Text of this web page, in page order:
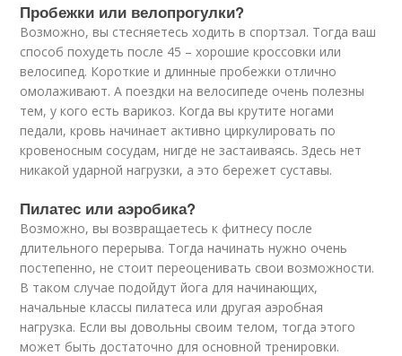
Пробежки или велопрогулки?
Возможно, вы стесняетесь ходить в спортзал. Тогда ваш
способ похудеть после 45 – хорошие кроссовки или
велосипед. Короткие и длинные пробежки отлично
омолаживают. А поездки на велосипеде очень полезны
тем, у кого есть варикоз. Когда вы крутите ногами
педали, кровь начинает активно циркулировать по
кровеносным сосудам, нигде не застаиваясь. Здесь нет
никакой ударной нагрузки, а это бережет суставы.
Пилатес или аэробика?
Возможно, вы возвращаетесь к фитнесу после
длительного перерыва. Тогда начинать нужно очень
постепенно, не стоит переоценивать свои возможности.
В таком случае подойдут йога для начинающих,
начальные классы пилатеса или другая аэробная
нагрузка. Если вы довольны своим телом, тогда этого
может быть достаточно для основной тренировки.